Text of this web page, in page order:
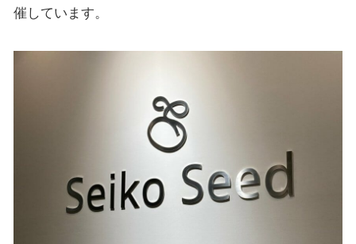
催しています。